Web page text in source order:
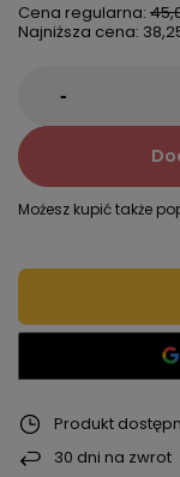
Cena regularna:
Najniższa cena:
-
Możesz kupić także
Produkt
30 dni na zwrot